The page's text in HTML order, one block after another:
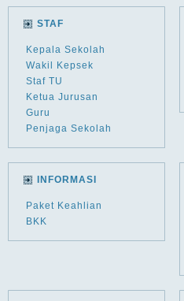
STAF
Kepala Sekolah
Wakil Kepsek
Staf TU
Ketua Jurusan
Guru
Penjaga Sekolah
INFORMASI
Paket Keahlian
BKK